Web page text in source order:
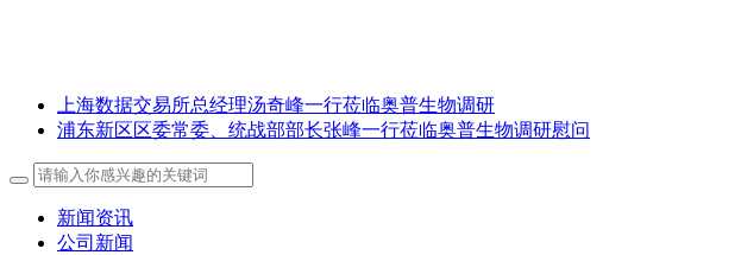
​上海数据交易所总经理汤奇峰一行莅临奥普生物调研
浦东新区区委常委、统战部部长张峰一行莅临奥普生物调研慰问
新闻资讯
公司新闻